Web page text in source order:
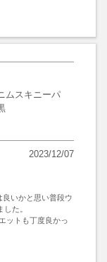
ムスキニーパ
2023/12/07
いかと思い普段ウ
た。
ットも丁度良かっ